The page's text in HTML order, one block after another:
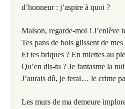
d’honneur : j’aspire à quoi ?
Maison, regarde-moi ! J’enlève
Tes pans de bois glissent de
Et tes briques ? En miettes au
Qu’en dis-tu ? Je fantasme la
J’aurais dû, je ferai… le crime
Les murs de ma demeure